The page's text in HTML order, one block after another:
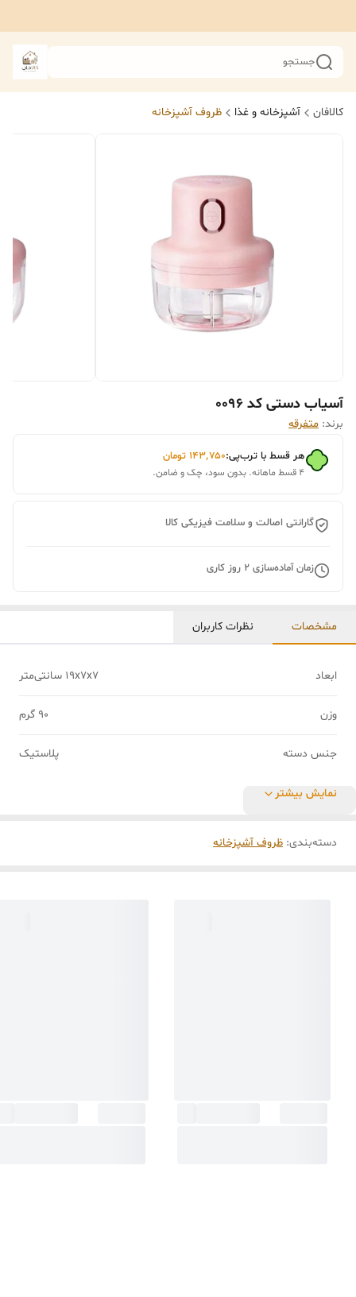
جستجو
کالافان آشپزخانه و غذا ظروف آشپزخانه
آسیاب دستی کد 0096
برند: متفرقه
هر قسط با ترب‌پی:۱۴۳٬۷۵۰ تومان
۴ قسط ماهانه. بدون سود، چک و ضامن.
گارانتی اصالت و سلامت فیزیکی کالا
زمان آماده‌سازی 2 روز کاری
مشخصات نظرات کاربران
ابعاد 19x7x7 سانتی‌متر
وزن 90 گرم
جنس دسته پلاستیک
نمایش بیشتر
دسته‌بندی: ظروف آشپزخانه